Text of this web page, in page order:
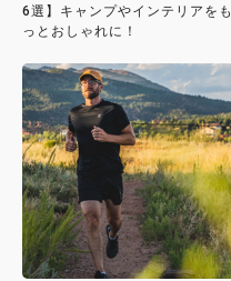
6選】キャンプやインテリアをも
っとおしゃれに！